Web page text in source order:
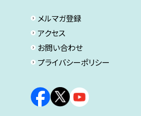
メルマガ登録
アクセス
お問い合わせ
プライバシーポリシー